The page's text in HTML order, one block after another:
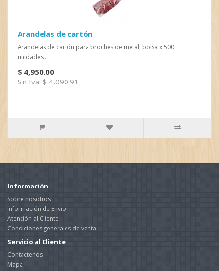
Arandelas de cartón
Arandelas de cartón para broches de metal, bolsa x 500
unidades..
$ 4,950.00
Sin Iva: $ 4,090.91
Información
Sobre nosotros
Información de Envio
Atención al Cliente
Condiciones generales de venta
Servicio al Cliente
Contactenos
Mapa